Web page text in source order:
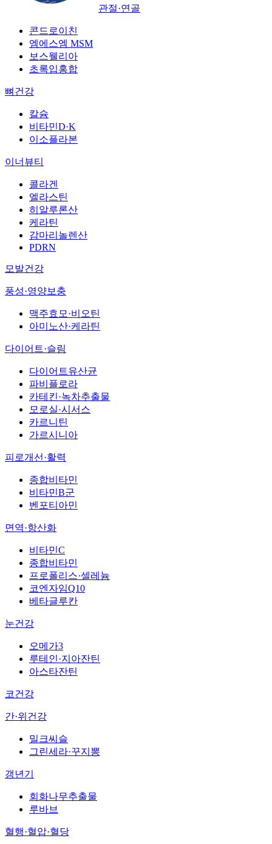
관절·연골
콘드로이친
엠에스엠 MSM
보스웰리아
초록입홍합
뼈건강
칼슘
비타민D·K
이소플라본
이너뷰티
콜라겐
엘라스틴
히알루론산
케라틴
감마리놀렌산
PDRN
모발건강
풍성·영양보충
맥주효모·비오틴
아미노산·케라틴
다이어트·슬림
다이어트유산균
파비플로라
카테킨·녹차추출물
모로실·시서스
카르니틴
가르시니아
피로개선·활력
종합비타민
비타민B군
벤포티아민
면역·항산화
비타민C
종합비타민
프로폴리스·셀레늄
코엔자임Q10
베타글루칸
눈건강
오메가3
루테인·지아잔틴
아스타잔틴
코건강
간·위건강
밀크씨슬
그린세라·꾸지뽕
갱년기
회화나무추출물
루바브
혈행·혈압·혈당